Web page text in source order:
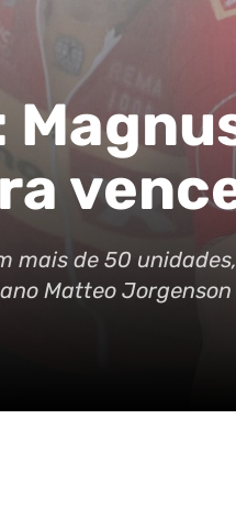
mais de 50
Matteo Jorgenson